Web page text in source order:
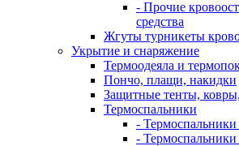
- Прочие
средства
Жгуты турникеты
Укрытие и снаряжение
Термоодеяла и
Пончо, плащи, накидки
Защитные тенты,
Термоспальники
-
-